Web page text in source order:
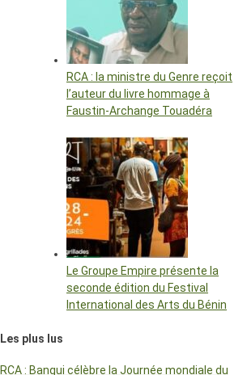
RCA : la ministre du Genre reçoit
l’auteur du livre hommage à
Faustin-Archange Touadéra
Le Groupe Empire présente la
seconde édition du Festival
International des Arts du Bénin
Les plus lus
RCA : Bangui célèbre la Journée mondiale du